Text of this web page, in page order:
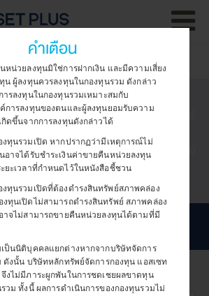
คำเตือน
หน่วยลงทุนมิใช่การฝากเงิน และมีความเสี่ยง
น ผู้ลงทุนควรลงทุนในกองทุนรวม ดังกล่าว
ารลงทุนในกองทุนรวมเหมาะสมกับ
การลงทุนของตนและผู้ลงทุนยอมรับความ
กิดขึ้นจากการลงทุนดังกล่าวได้
ทุนรวมเปิด หากปรากฏว่ามีเหตุการณ์ไม่
อาจได้รับชำระเงินค่าขายคืนหน่วยลงทุน
ยะเวลาที่กำหนดไว้ในหนังสือชี้ชวน
ทุนรวมเปิดที่ต้องดำรงสินทรัพย์สภาพคล่อง
ทุนเปิดไม่สามารถดำรงสินทรัพย์ สภาพคล่อง
าจไม่สามารถขายคืนหน่วยลงทุนได้ตามที่มี
เป็นนิติบุคคลแยกต่างหากจากบริษัทจัดการ
ดังนั้น บริษัทหลักทรัพย์จัดการกองทุน แอสเซท
งไม่มีภาระผูกพันในการชดเชยผลขาดทุน
วม ทั้งนี้ ผลการดำเนินการของกองทุนรวมไม่
จัดการคุกกี้
มีการใช้งานคุกกี้ (Cookie) เพื่อสร้าง
ช้งานให้ดียิ่งขึ้น ทั้งนี้ คุณสามารถตั้งค่าและ
กี่ยวกับการใช้คุกกี้
ยบายการใช้งานคุกกี้และการตั้งค่าคุกกี้
ตกลง
เ
กองทุนหน่วยลงทุน/หุ้นต่างประเทศ
ทพลัส พอยท์ อาร์ทิฟิเชียล อินเทลลิเจนซ์
ยผู้ลงทุนรายย่อย (ASP-POINTAI-UI-
ารอื่นๆ